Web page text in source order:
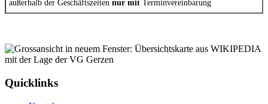
außerhalb der Geschäftszeiten nur mit Terminvereinbarung
Quicklinks